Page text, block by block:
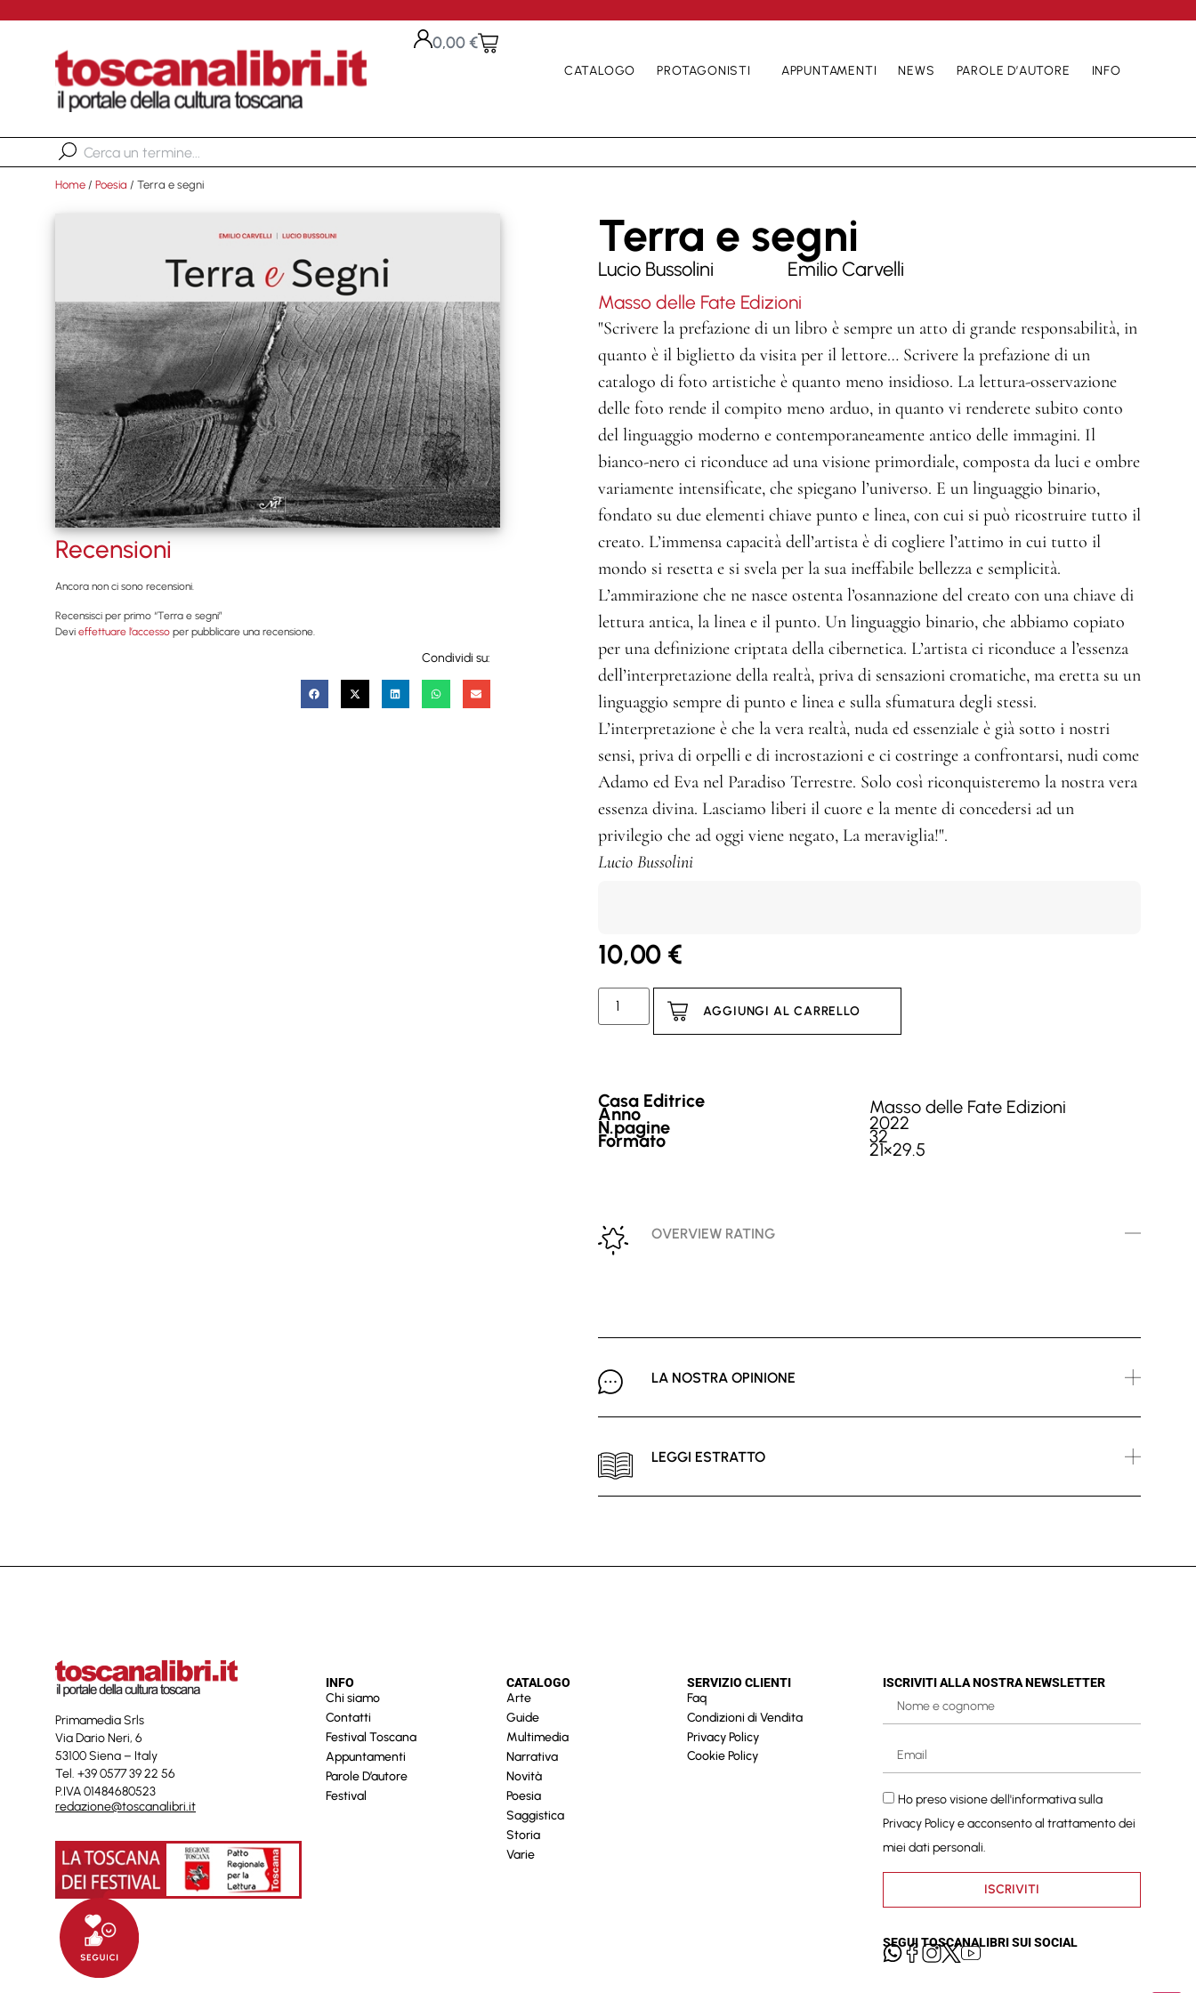
0,00€
CATALOGO PROTAGONISTI APPUNTAMENTI NEWS PAROLE D’AUTORE INFO
Home / Poesia / Terra e segni
Recensioni
Ancora non ci sono recensioni.
Recensisci per primo “Terra e segni”
Devi effettuare l’accesso per pubblicare una recensione.
Condividi su:
Terra e segni
Lucio Bussolini Emilio Carvelli
Masso delle Fate Edizioni
"Scrivere la prefazione di un libro è sempre un atto di grande responsabilità, in
quanto è il biglietto da visita per il lettore… Scrivere la prefazione di un
catalogo di foto artistiche è quanto meno insidioso. La lettura-osservazione
delle foto rende il compito meno arduo, in quanto vi renderete subito conto
del linguaggio moderno e contemporaneamente antico delle immagini. Il
bianco-nero ci riconduce ad una visione primordiale, composta da luci e ombre
variamente intensificate, che spiegano l’universo. E un linguaggio binario,
fondato su due elementi chiave punto e linea, con cui si può ricostruire tutto il
creato. L’immensa capacità dell’artista è di cogliere l’attimo in cui tutto il
mondo si resetta e si svela per la sua ineffabile bellezza e semplicità.
L’ammirazione che ne nasce ostenta l’osannazione del creato con una chiave di
lettura antica, la linea e il punto. Un linguaggio binario, che abbiamo copiato
per una definizione criptata della cibernetica. L’artista ci riconduce a l’essenza
dell’interpretazione della realtà, priva di sensazioni cromatiche, ma eretta su un
linguaggio sempre di punto e linea e sulla sfumatura degli stessi.
L’interpretazione è che la vera realtà, nuda ed essenziale è già sotto i nostri
sensi, priva di orpelli e di incrostazioni e ci costringe a confrontarsi, nudi come
Adamo ed Eva nel Paradiso Terrestre. Solo così riconquisteremo la nostra vera
essenza divina. Lasciamo liberi il cuore e la mente di concedersi ad un
privilegio che ad oggi viene negato, La meraviglia!".
Lucio Bussolini
10,00 €
AGGIUNGI AL CARRELLO
Casa Editrice Masso delle Fate Edizioni
Anno 2022
N.pagine 32
Formato 21×29.5
OVERVIEW RATING
LA NOSTRA OPINIONE
LEGGI ESTRATTO
Primamedia Srls
Via Dario Neri, 6
53100 Siena – Italy
Tel. +39 0577 39 22 56
P.IVA 01484680523
redazione@toscanalibri.it
INFO
Chi siamo
Contatti
Festival Toscana
Appuntamenti
Parole D’autore
Festival
CATALOGO
Arte
Guide
Multimedia
Narrativa
Novità
Poesia
Saggistica
Storia
Varie
SERVIZIO CLIENTI
Faq
Condizioni di Vendita
Privacy Policy
Cookie Policy
ISCRIVITI ALLA NOSTRA NEWSLETTER
Ho preso visione dell'informativa sulla
Privacy Policye acconsento al trattamento dei
miei dati personali.
ISCRIVITI
SEGUI TOSCANALIBRI SUI SOCIAL